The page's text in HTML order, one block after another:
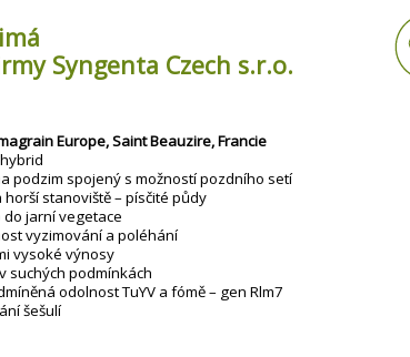
Syngenta Czech s.r.o.
Europe, Saint Beauzire, Francie
podzim spojený s možností pozdního setí
stanoviště – písčité půdy
jarní vegetace
vyzimování a poléhání
vysoké výnosy
suchých podmínkách
odolnost TuYV a fómě – gen Rlm7
šešulí